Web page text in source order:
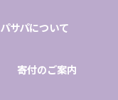
パサパについて
寄付のご案内